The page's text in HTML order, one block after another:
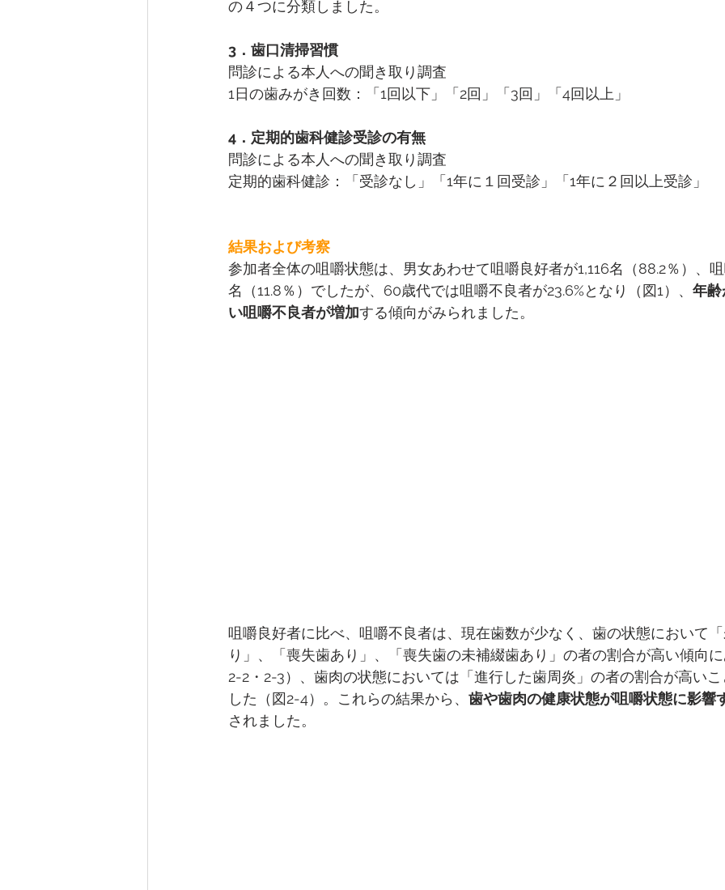
の４つに分類しました。
3．歯口清掃習慣
問診による本人への聞き取り調査
1日の歯みがき回数：「1回以下」「2回」「3回」「4回以上」
4．定期的歯科健診受診の有無
問診による本人への聞き取り調査
定期的歯科健診：「受診なし」「1年に１回受診」「1年に２回以上受診」
結果および考察
参加者全体の咀嚼状態は、男女あわせて咀嚼良好者が1,116名（88.2％）、
名（11.8％）でしたが、60歳代では咀嚼不良者が23.6%となり（図1）、 年
い咀嚼不良者が増加する傾向がみられました。
咀嚼良好者に比べ、咀嚼不良者は、現在歯数が少なく、歯の状態において
り」、「喪失歯あり」、「喪失歯の未補綴歯あり」の者の割合が高い傾向に
2-2・2-3）、歯肉の状態においては「進行した歯周炎」の者の割合が高いこ
した（図2-4）。これらの結果から、 歯や歯肉の健康状態が咀嚼状態に影響
されました。